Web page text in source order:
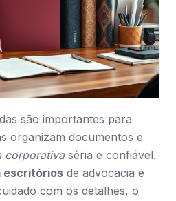
são importantes para
organizam documentos e
corporativaséria e confiável.
escritórios de advocacia e
com os detalhes, o